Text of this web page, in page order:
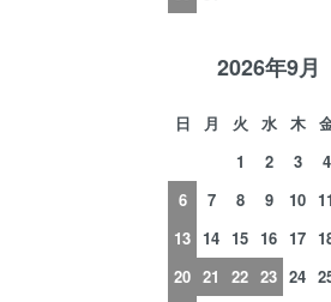
2026年9月
日 月 火 水 木
1
2 3 4
6
7 8 9 10 11
13 14 15 16 17
20 21 22 23 24